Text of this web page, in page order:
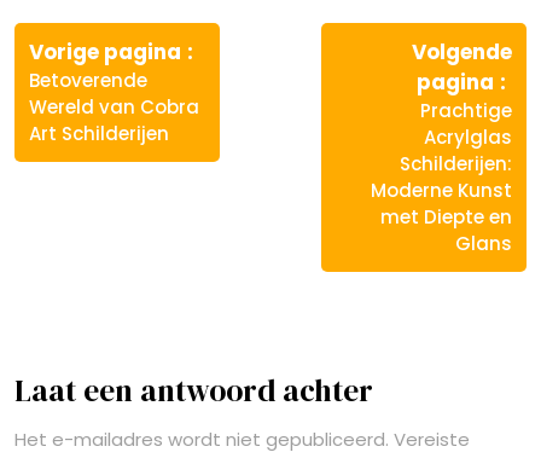
Berichtnavigatie
Vorige pagina
Betoverende
Wereld van Cobra
Art Schilderijen
Volgende
pagina
Prachtige
Acrylglas
Schilderijen:
Moderne Kunst
met Diepte en
Glans
Laat een antwoord achter
Het e-mailadres wordt niet gepubliceerd. Vereiste